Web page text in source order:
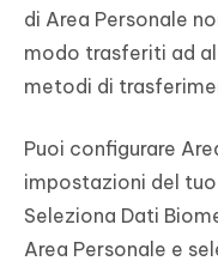
di Area Personale
modo trasferiti ad
metodi di
Puoi configurare
impostazioni del
Seleziona Dati
Area Personale e